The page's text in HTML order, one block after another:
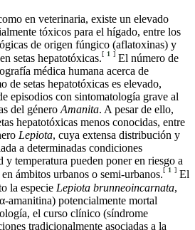
en veterinaria, existe un elevado
tóxicos para el hígado, entre los
de origen fúngico (aflatoxinas) y
setas hepatotóxicas.[ 1 ] El número de
médica humana acerca de
de setas hepatotóxicas es elevado,
episodios con sintomatología grave al
del género Amanita. A pesar de ello,
hepatotóxicas menos conocidas, entre
Lepiota, cuya extensa distribución y
a determinadas condiciones
y temperatura pueden poner en riesgo a
ámbitos urbanos o semi-urbanos.[ 1 ] El
la especie Lepiota brunneoincarnata,
amanitina) potencialmente mortal
el curso clínico (síndrome
tradicionalmente asociadas a la